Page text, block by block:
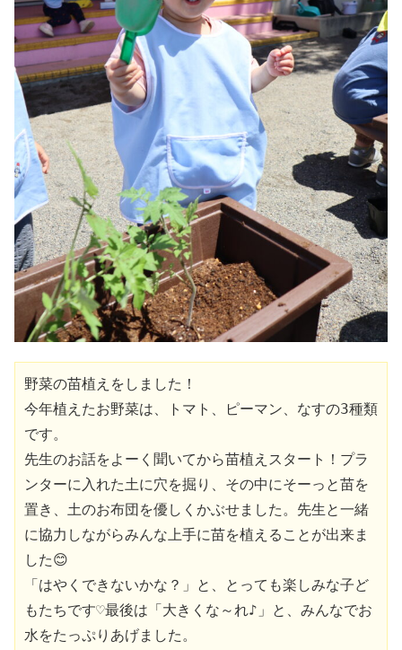
野菜の苗植えをしました！
今年植えたお野菜は、トマト、ピーマン、なすの3種類
です。
先生のお話をよーく聞いてから苗植えスタート！プラ
ンターに入れた土に穴を掘り、その中にそーっと苗を
置き、土のお布団を優しくかぶせました。先生と一緒
に協力しながらみんな上手に苗を植えることが出来ま
した😊
「はやくできないかな？」と、とっても楽しみな子ど
もたちです♡最後は「大きくな～れ♪」と、みんなでお
水をたっぷりあげました。